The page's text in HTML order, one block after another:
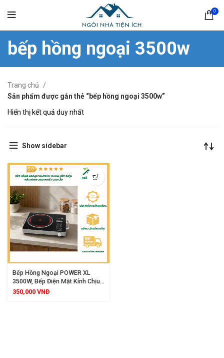
0
bếp hồng ngoại 3500w
Trang chủ
Sản phẩm được gắn thẻ “bếp hồng ngoại 3500w”
Hiển thị kết quả duy nhất
Show sidebar
Bếp Hồng Ngoại POWER XL
3500W, Bếp Điện Mặt Kính Chịu
Nhiệt Cao Cấp
350,000 VNĐ